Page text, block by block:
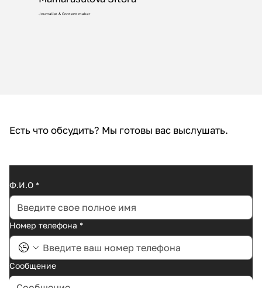
Journalist & Content maker
Есть что обсудить? Мы готовы вас выслушать.
Ф.И.O *
Номер телефона *
Сообщение